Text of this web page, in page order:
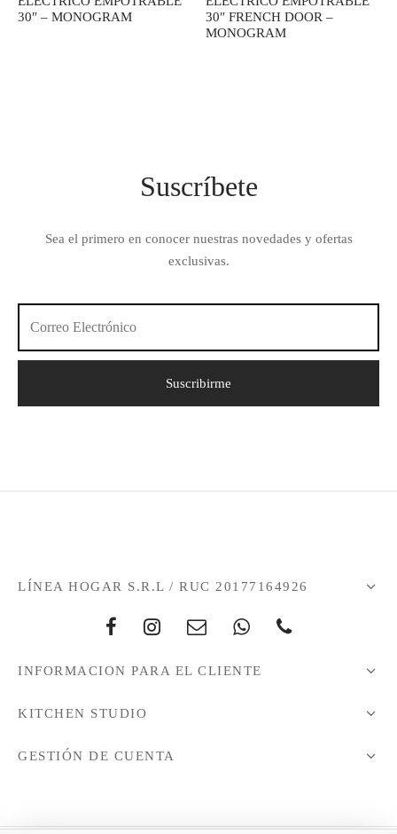
30″ – MONOGRAM
30″ FRENCH DOOR –
MONOGRAM
Suscríbete
Sea el primero en conocer nuestras novedades y ofertas
exclusivas.
LÍNEA HOGAR S.R.L / RUC 20177164926
INFORMACION PARA EL CLIENTE
KITCHEN STUDIO
GESTIÓN DE CUENTA